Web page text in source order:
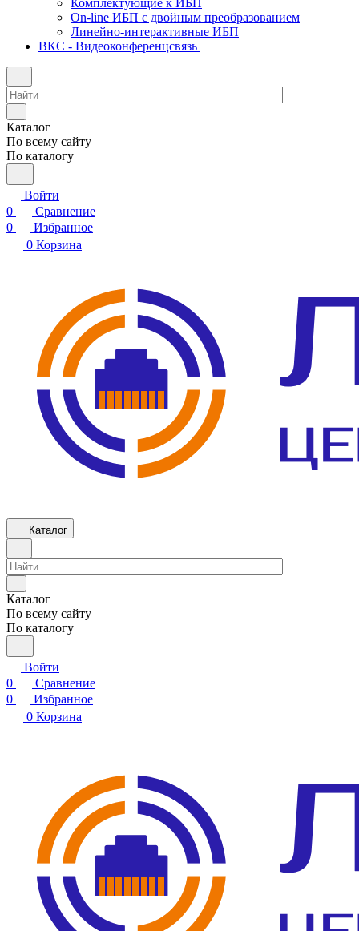
Комплектующие к ИБП
On-line ИБП с двойным преобразованием
Линейно-интерактивные ИБП
ВКС - Видеоконференцсвязь
Каталог
По всему сайту
По каталогу
Войти
0
Сравнение
0
Избранное
0 Корзина
Каталог
Каталог
По всему сайту
По каталогу
Войти
0
Сравнение
0
Избранное
0 Корзина